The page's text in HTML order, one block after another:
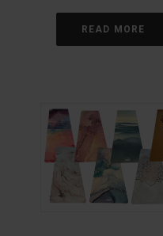
READ MORE